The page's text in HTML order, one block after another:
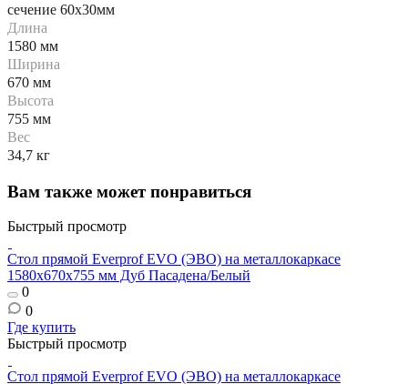
сечение 60х30мм
Длина
1580 мм
Ширина
670 мм
Высота
755 мм
Вес
34,7 кг
Вам также может понравиться
Быстрый просмотр
Стол прямой Everprof EVO (ЭВО) на металлокаркасе
1580х670х755 мм Дуб Пасадена/Белый
0
0
Где купить
Быстрый просмотр
Стол прямой Everprof EVO (ЭВО) на металлокаркасе